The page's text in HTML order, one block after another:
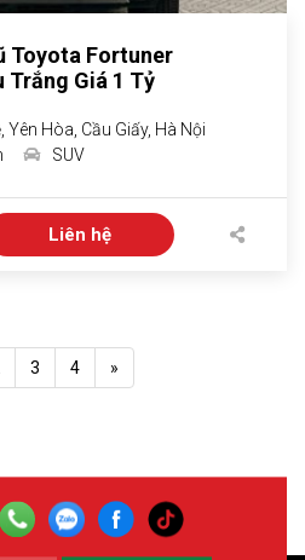
Toyota Fortuner
Trắng Giá 1 Tỷ
Hòa, Cầu Giấy, Hà Nội
SUV
Liên hệ
3 4 »